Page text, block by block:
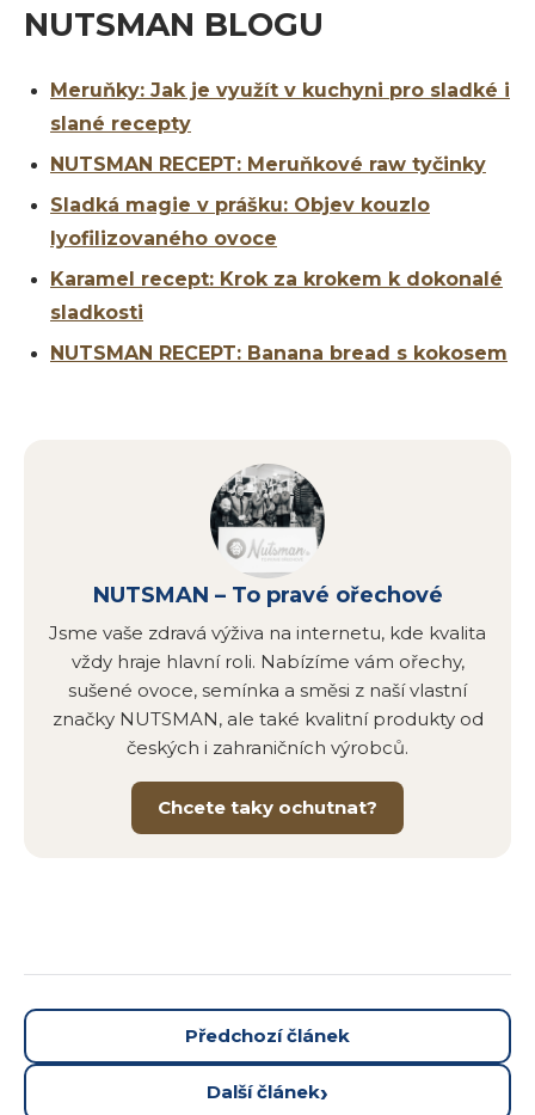
NUTSMAN BLOGU
Meruňky: Jak je využít v kuchyni pro sladké i
slané recepty
NUTSMAN RECEPT: Meruňkové raw tyčinky
Sladká magie v prášku: Objev kouzlo
lyofilizovaného ovoce
Karamel recept: Krok za krokem k dokonalé
sladkosti
NUTSMAN RECEPT: Banana bread s kokosem
NUTSMAN – To pravé ořechové
Jsme vaše zdravá výživa na internetu, kde kvalita
vždy hraje hlavní roli. Nabízíme vám ořechy,
sušené ovoce, semínka a směsi z naší vlastní
značky NUTSMAN, ale také kvalitní produkty od
českých i zahraničních výrobců.
Chcete taky ochutnat?
Předchozí článek
Další článek